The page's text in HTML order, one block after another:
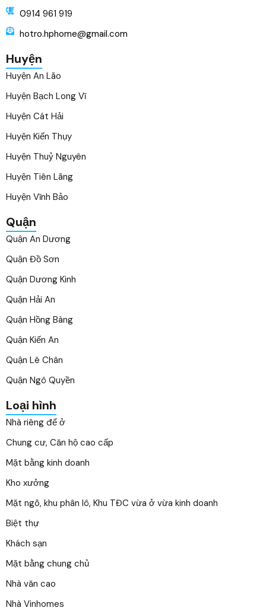
0914 961 919
hotro.hphome@gmail.com
Huyện
Huyện An Lão
Huyện Bạch Long Vĩ
Huyện Cát Hải
Huyện Kiến Thụy
Huyện Thuỷ Nguyên
Huyện Tiên Lãng
Huyện Vĩnh Bảo
Quận
Quận An Dương
Quận Đồ Sơn
Quận Dương Kinh
Quận Hải An
Quận Hồng Bàng
Quận Kiến An
Quận Lê Chân
Quận Ngô Quyền
Loại hình
Nhà riêng để ở
Chung cư, Căn hộ cao cấp
Mặt bằng kinh doanh
Kho xưởng
Mặt ngõ, khu phân lô, Khu TĐC vừa ở vừa kinh doanh
Biệt thự
Khách sạn
Mặt bằng chung chủ
Nhà văn cao
Nhà Vinhomes